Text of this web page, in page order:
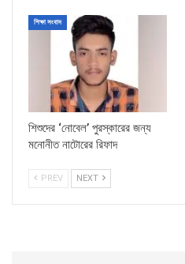
শিক্ষা সংবাদ
শিশুদের ‘নোবেল’ পুরস্কারের জন্য
মনোনীত নাটোরের রিফাদ
PREV NEXT